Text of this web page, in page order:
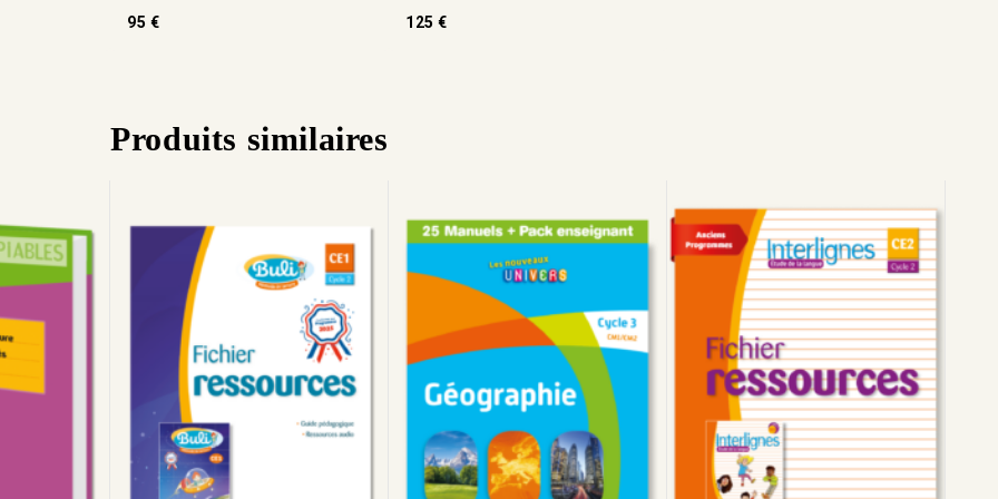
0
de
95 €
0
de
125€
Produits similaires